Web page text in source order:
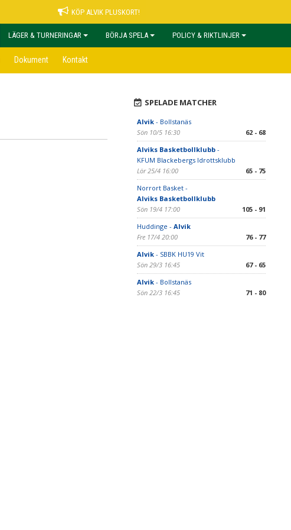
KÖP ALVIK PLUSKORT!
LÄGER & TURNERINGAR BÖRJA SPELA POLICY & RIKTLINJER
Dokument Kontakt
SPELADE MATCHER
Alvik- Bollstanäs
Sön 10/5 16:30
62 - 68
Alviks Basketbollklubb-
KFUM Blackebergs Idrottsklubb
Lör 25/4 16:00
65 - 75
Norrort Basket -
Alviks Basketbollklubb
Sön 19/4 17:00
105 - 91
Huddinge - Alvik
Fre 17/4 20:00
76 - 77
Alvik- SBBK HU19 Vit
Sön 29/3 16:45
67 - 65
Alvik- Bollstanäs
Sön 22/3 16:45
71 - 80